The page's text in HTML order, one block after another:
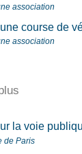
association
course de
association
la voie
de Paris